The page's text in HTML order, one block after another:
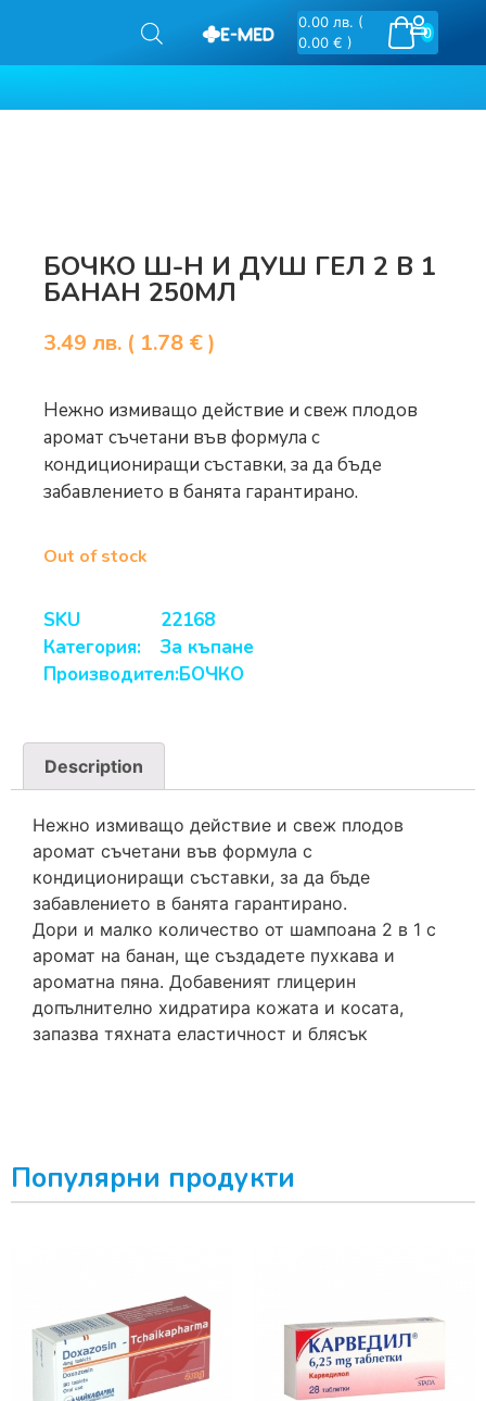
0
0.00 лв. (
0.00 € )
БОЧКО Ш-Н И ДУШ ГЕЛ 2 В 1
БАНАН 250МЛ
3.49 лв. ( 1.78 € )
Нежно измиващо действие и свеж плодов
аромат съчетани във формула с
кондициониращи съставки, за да бъде
забавлението в банята гарантирано.
Out of stock
SKU
22168
Категория:
За къпане
Производител:БОЧКО
Description
Нежно измиващо действие и свеж плодов
аромат съчетани във формула с
кондициониращи съставки, за да бъде
забавлението в банята гарантирано.
Дори и малко количество от шампоана 2 в 1 с
аромат на банан, ще създадете пухкава и
ароматна пяна. Добавеният глицерин
допълнително хидратира кожата и косата,
запазва тяхната еластичност и блясък
Популярни продукти